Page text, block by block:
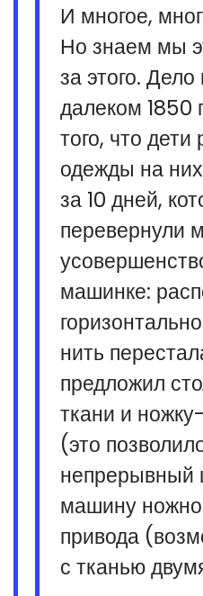
И многое,
Но знаем мы
за этого.
далеком 1850
того, что
одежды на
за 10 дней,
перевернули
машинке:
нить
предложил
ткани и
(это
непрерывный
машину
привода
с тканью